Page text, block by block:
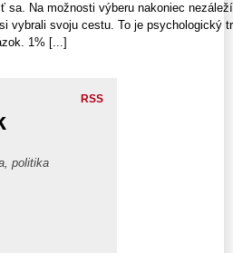
sa. Na možnosti výberu nakoniec
vybrali svoju cestu. To je psychologický
1% [...]
RSS
politika